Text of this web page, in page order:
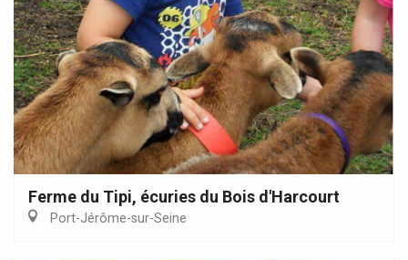
Ferme du Tipi, écuries du Bois d'Harcourt
Port-Jérôme-sur-Seine